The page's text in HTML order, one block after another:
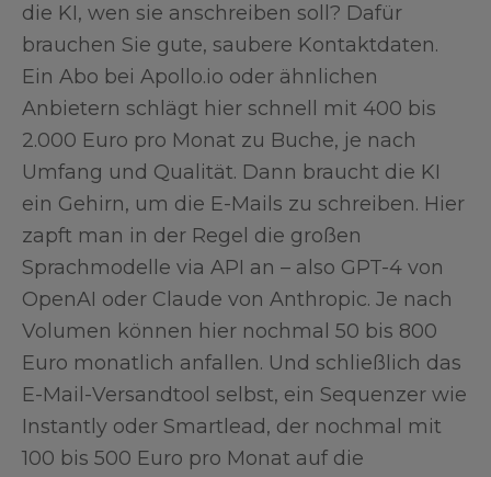
die KI, wen sie anschreiben soll? Dafür
brauchen Sie gute, saubere Kontaktdaten.
Ein Abo bei Apollo.io oder ähnlichen
Anbietern schlägt hier schnell mit 400 bis
2.000 Euro pro Monat zu Buche, je nach
Umfang und Qualität. Dann braucht die KI
ein Gehirn, um die E-Mails zu schreiben. Hier
zapft man in der Regel die großen
Sprachmodelle via API an – also GPT-4 von
OpenAI oder Claude von Anthropic. Je nach
Volumen können hier nochmal 50 bis 800
Euro monatlich anfallen. Und schließlich das
E-Mail-Versandtool selbst, ein Sequenzer wie
Instantly oder Smartlead, der nochmal mit
100 bis 500 Euro pro Monat auf die